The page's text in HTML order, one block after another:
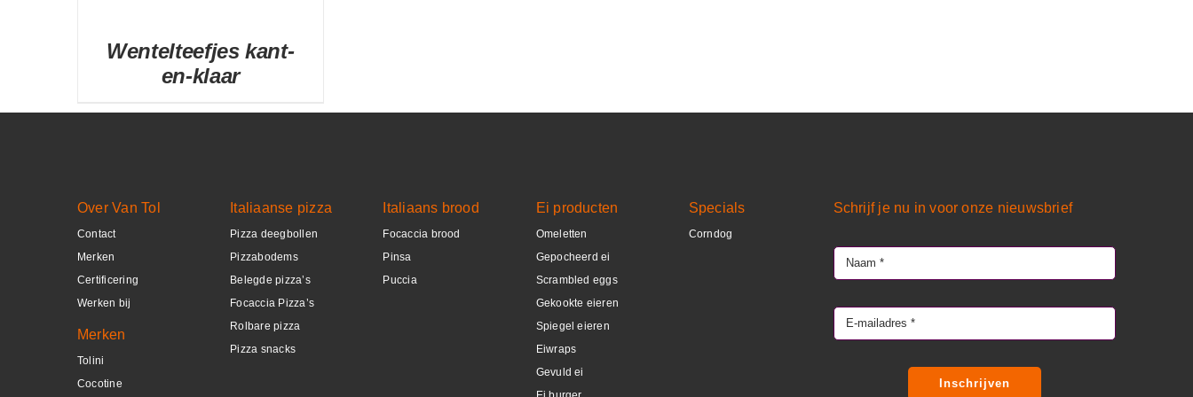
Wentelteefjes kant-
en-klaar
Over Van Tol
Contact
Merken
Certificering
Werken bij
Merken
Tolini
Cocotine
Italiaanse pizza
Pizza deegbollen
Pizzabodems
Belegde pizza’s
Focaccia Pizza’s
Rolbare pizza
Pizza snacks
Italiaans brood
Focaccia brood
Pinsa
Puccia
Ei producten
Omeletten
Gepocheerd ei
Scrambled eggs
Gekookte eieren
Spiegel eieren
Eiwraps
Gevuld ei
Specials
Corndog
Schrijf je nu in voor onze nieuwsbrief
Inschrijven